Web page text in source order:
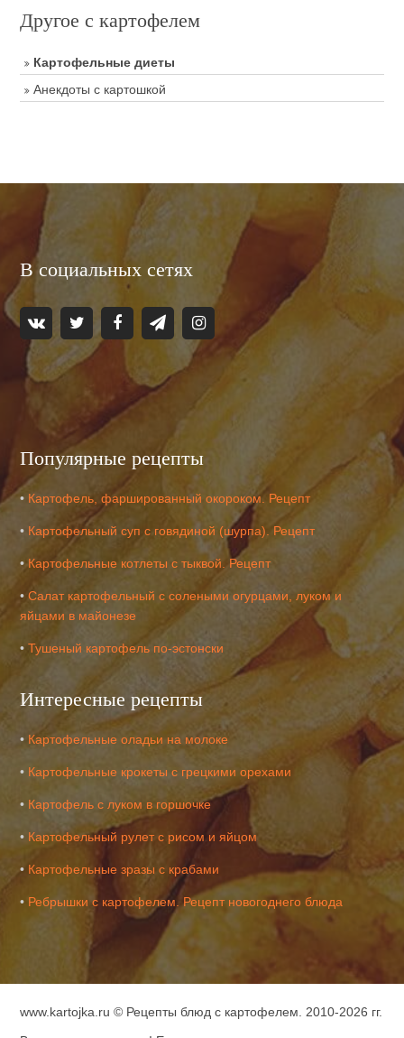
Другое с картофелем
Картофельные диеты
Анекдоты с картошкой
В социальных сетях
Популярные рецепты
• Картофель, фаршированный окороком. Рецепт
• Картофельный суп с говядиной (шурпа). Рецепт
• Картофельные котлеты с тыквой. Рецепт
•Салат картофельный с солеными огурцами, луком и
яйцами в майонезе
•Тушеный картофель по-эстонски
Интересные рецепты
• Картофельные оладьи на молоке
• Картофельные крокеты с грецкими орехами
• Картофель с луком в горшочке
• Картофельный рулет с рисом и яйцом
• Картофельные зразы с крабами
• Ребрышки с картофелем. Рецепт новогоднего блюда
www.kartojka.ru © Рецепты блюд с картофелем . 2010-2026 гг.